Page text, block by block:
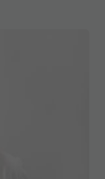
ulei